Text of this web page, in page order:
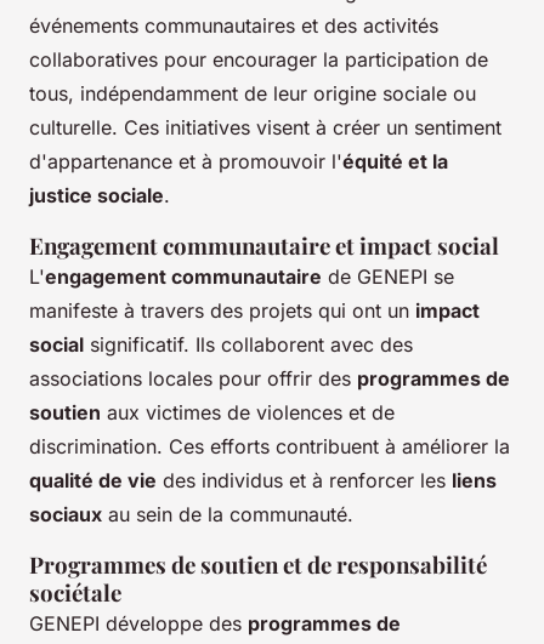
événements communautaires et des activités
collaboratives pour encourager la participation de
tous, indépendamment de leur origine sociale ou
culturelle. Ces initiatives visent à créer un sentiment
d'appartenance et à promouvoir l'équité et la
justice sociale.
Engagement communautaire et impact social
L'engagement communautaire de GENEPI se
manifeste à travers des projets qui ont un impact
social significatif. Ils collaborent avec des
associations locales pour offrir des programmes de
soutien aux victimes de violences et de
discrimination. Ces efforts contribuent à améliorer la
qualité de vie des individus et à renforcer les liens
sociaux au sein de la communauté.
Programmes de soutien et de responsabilité
sociétale
GENEPI développe des programmes de